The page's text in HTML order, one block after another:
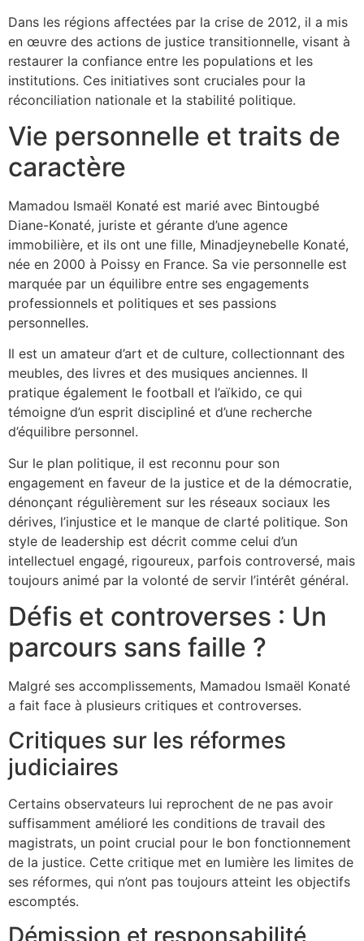
Dans les régions affectées par la crise de 2012, il a mis
en œuvre des actions de justice transitionnelle, visant à
restaurer la confiance entre les populations et les
institutions. Ces initiatives sont cruciales pour la
réconciliation nationale et la stabilité politique.
Vie personnelle et traits de
caractère
Mamadou Ismaël Konaté est marié avec Bintougbé
Diane-Konaté, juriste et gérante d’une agence
immobilière, et ils ont une fille, Minadjeynebelle Konaté,
née en 2000 à Poissy en France. Sa vie personnelle est
marquée par un équilibre entre ses engagements
professionnels et politiques et ses passions
personnelles.
Il est un amateur d’art et de culture, collectionnant des
meubles, des livres et des musiques anciennes. Il
pratique également le football et l’aïkido, ce qui
témoigne d’un esprit discipliné et d’une recherche
d’équilibre personnel.
Sur le plan politique, il est reconnu pour son
engagement en faveur de la justice et de la démocratie,
dénonçant régulièrement sur les réseaux sociaux les
dérives, l’injustice et le manque de clarté politique. Son
style de leadership est décrit comme celui d’un
intellectuel engagé, rigoureux, parfois controversé, mais
toujours animé par la volonté de servir l’intérêt général.
Défis et controverses : Un
parcours sans faille ?
Malgré ses accomplissements, Mamadou Ismaël Konaté
a fait face à plusieurs critiques et controverses.
Critiques sur les réformes
judiciaires
Certains observateurs lui reprochent de ne pas avoir
suffisamment amélioré les conditions de travail des
magistrats, un point crucial pour le bon fonctionnement
de la justice. Cette critique met en lumière les limites de
ses réformes, qui n’ont pas toujours atteint les objectifs
escomptés.
Démission et responsabilité